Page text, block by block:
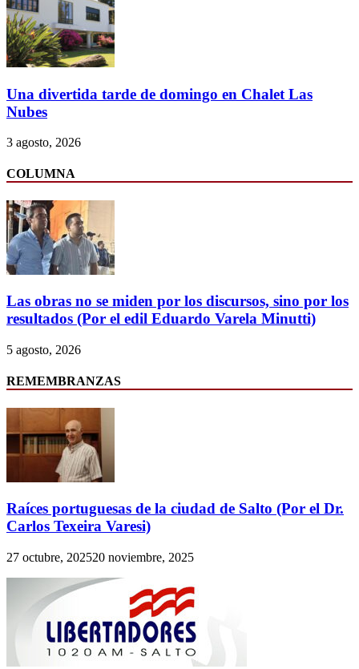
Una divertida tarde de domingo en Chalet Las
Nubes
3 agosto, 2026
COLUMNA
Las obras no se miden por los discursos, sino por los
resultados (Por el edil Eduardo Varela Minutti)
5 agosto, 2026
REMEMBRANZAS
Raíces portuguesas de la ciudad de Salto (Por el Dr.
Carlos Texeira Varesi)
27 octubre, 202520 noviembre, 2025